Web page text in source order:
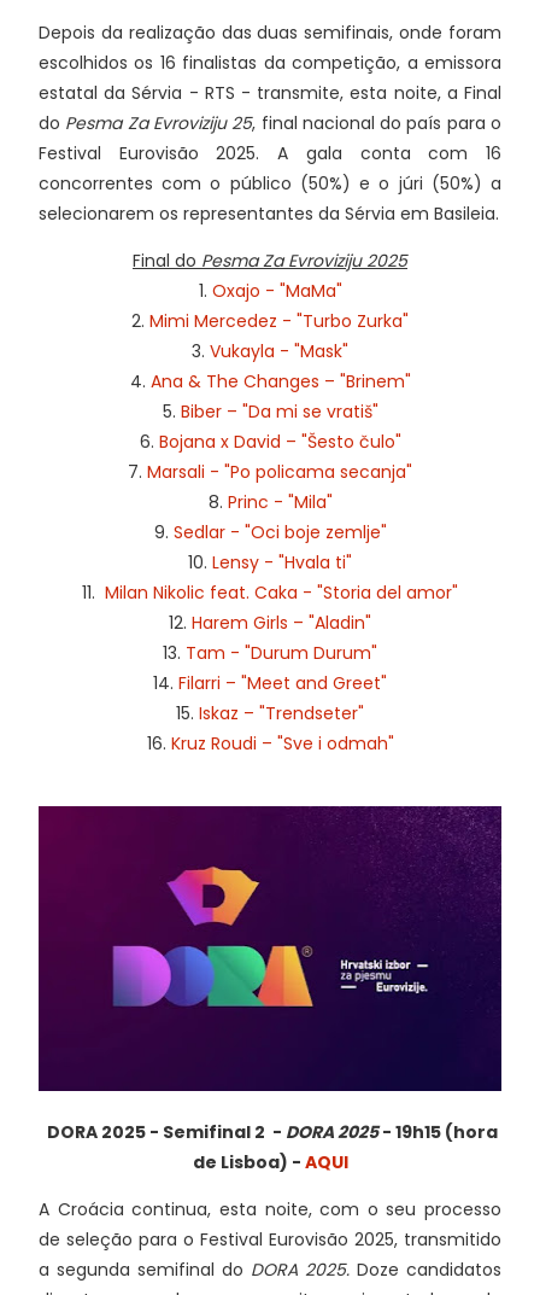
Depois da realização das duas semifinais, onde foram
escolhidos os 16 finalistas da competição, a emissora
estatal da Sérvia - RTS - transmite, esta noite, a Final
do Pesma Za Evroviziju 25, final nacional do país para o
Festival Eurovisão 2025. A gala conta com 16
concorrentes com o público (50%) e o júri (50%) a
selecionarem os representantes da Sérvia em Basileia.
Final do Pesma Za Evroviziju 2025
1. Oxajo - "MaMa"
2. Mimi Mercedez - "Turbo Zurka"
3. Vukayla - "Mask"
4. Ana & The Changes – "Brinem"
5. Biber – "Da mi se vratiš"
6. Bojana x David – "Šesto čulo"
7. Marsali - "Po policama secanja"
8. Princ - "Mila"
9. Sedlar - "Oci boje zemlje"
10. Lensy - "Hvala ti"
11. Milan Nikolic feat. Caka - "Storia del amor"
12. Harem Girls – "Aladin"
13. Tam - "Durum Durum"
14. Filarri – "Meet and Greet"
15. Iskaz – "Trendseter"
16. Kruz Roudi – "Sve i odmah"
DORA 2025 - Semifinal 2 - DORA 2025- 19h15 (hora
de Lisboa) - AQUI
A Croácia continua, esta noite, com o seu processo
de seleção para o Festival Eurovisão 2025, transmitido
a segunda semifinal do DORA 2025. Doze candidatos